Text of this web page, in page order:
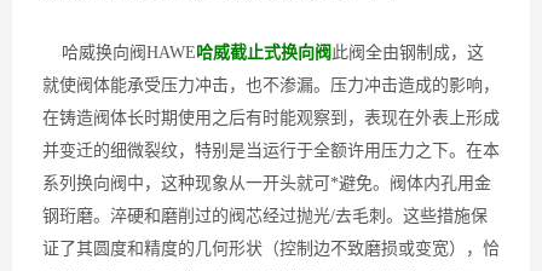
哈威换向阀HAWE哈威截止式换向阀 此阀全由钢制成，这
就使阀体能承受压力冲击，也不渗漏。压力冲击造成的影响，
在铸造阀体长时期使用之后有时能观察到，表现在外表上形成
并变迁的细微裂纹，特别是当运行于全额许用压力之下。在本
系列换向阀中，这种现象从一开头就可*避免。阀体内孔用金
钢珩磨。淬硬和磨削过的阀芯经过抛光/去毛刺。这些措施保
证了其圆度和精度的几何形状（控制边不致磨损或变宽），恰